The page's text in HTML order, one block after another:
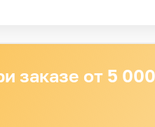
заказе от 5 000